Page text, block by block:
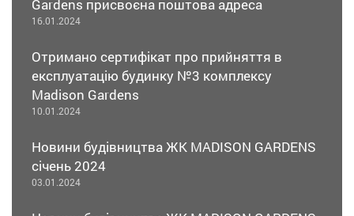
Gardens присвоєна поштова адреса
16.01.2024
Отримано сертифікат про прийняття в
експлуатацію будинку №3 комплексу
Madison Gardens
10.01.2024
Новини будівництва ЖК MADISON GARDENS
січень 2024
03.01.2024